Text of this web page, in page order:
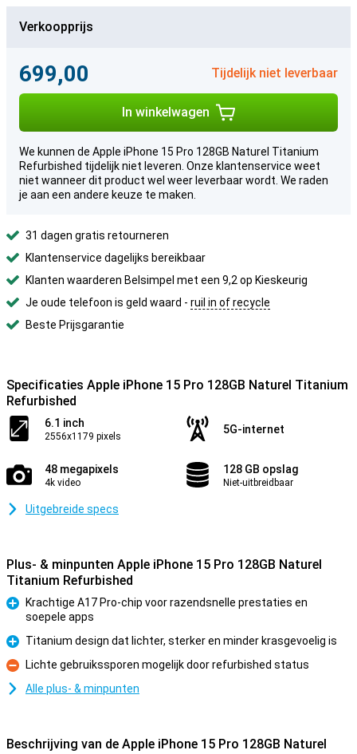
Verkoopprijs
699,00 Tijdelijk niet leverbaar
In winkelwagen
We kunnen de Apple iPhone 15 Pro 128GB Naturel Titanium
Refurbished tijdelijk niet leveren. Onze klantenservice weet
niet wanneer dit product wel weer leverbaar wordt. We raden
je aan een andere keuze te maken.
31 dagen gratis retourneren
Klantenservice dagelijks bereikbaar
Klanten waarderen Belsimpel met een 9,2 op Kieskeurig
Je oude telefoon is geld waard - ruil in of recycle
Beste Prijsgarantie
Specificaties Apple iPhone 15 Pro 128GB Naturel Titanium
Refurbished
6.1 inch
2556x1179 pixels
5G-internet
48 megapixels
4k video
128 GB opslag
Niet-uitbreidbaar
Uitgebreide specs
Plus- & minpunten Apple iPhone 15 Pro 128GB Naturel
Titanium Refurbished
Pluspunt
Krachtige A17 Pro-chip voor razendsnelle prestaties en
soepele apps
Pluspunt
Titanium design dat lichter, sterker en minder krasgevoelig is
Minpunt
Lichte gebruikssporen mogelijk door refurbished status
Alle plus- & minpunten
Beschrijving van de Apple iPhone 15 Pro 128GB Naturel